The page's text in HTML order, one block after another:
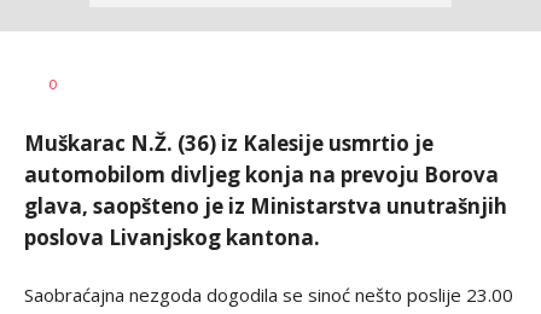
AUTOR
0
Muškarac N.Ž. (36) iz Kalesije usmrtio je
automobilom divljeg konja na prevoju Borova
glava, saopšteno je iz Ministarstva unutrašnjih
poslova Livanjskog kantona.
Saobraćajna nezgoda dogodila se sinoć nešto poslije 23.00